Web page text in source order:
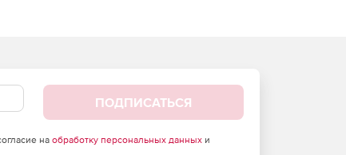
ПОДПИСАТЬСЯ
на обработку персональных данныхи